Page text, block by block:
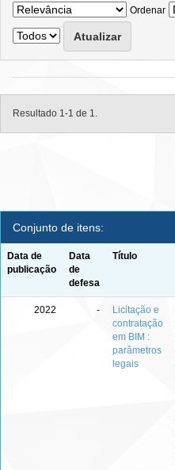
Ordenar
Resultado 1-1 de 1.
Conjunto de itens:
Data de
publicação
Data
de
defesa
Título
2022 -
Licitação e
contratação
em BIM :
parâmetros
legais